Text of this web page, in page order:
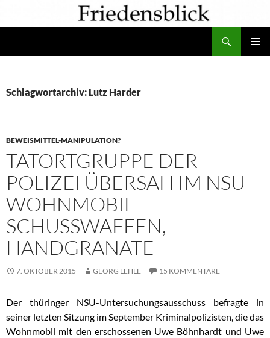
Schlagwortarchiv: Lutz Harder
BEWEISMITTEL-MANIPULATION?
TATORTGRUPPE DER
POLIZEI ÜBERSAH IM NSU-
WOHNMOBIL
SCHUSSWAFFEN,
HANDGRANATE
7. OKTOBER 2015 GEORG LEHLE 15 KOMMENTARE
Der thüringer NSU-Untersuchungsausschuss befragte in
seiner letzten Sitzung im September Kriminalpolizisten, die das
Wohnmobil mit den erschossenen Uwe Böhnhardt und Uwe